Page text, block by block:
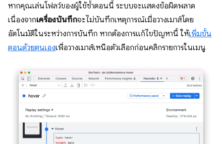
หากคุณเล่นโฟลว์ของผู้ใช้ซ้ำตอนนี้ ระบบจะแสดงข้อผิดพลาด
เนื่องจากเครื่องบันทึกจะไม่บันทึกเหตุการณ์เมื่อวางเมาส์โดย
อัตโนมัติในระหว่างการบันทึก หากต้องการแก้ไขปัญหานี้ ให้เพิ่มขั้น
ตอนด้วยตนเองเพื่อวางเมาส์เหนือตัวเลือกก่อนคลิกรายการในเมนู